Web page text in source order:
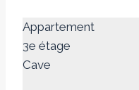
Appartement
3e étage
Cave